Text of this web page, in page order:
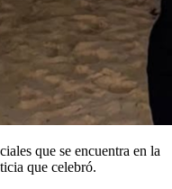
que se encuentra en la
que celebró.